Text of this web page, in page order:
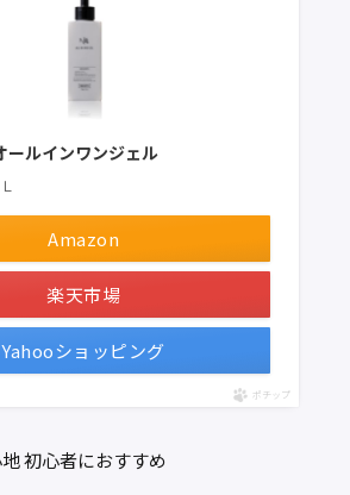
ールインワンジェル
Amazon
楽天市場
Yahooショッピング
ポチップ
初心者におすすめ